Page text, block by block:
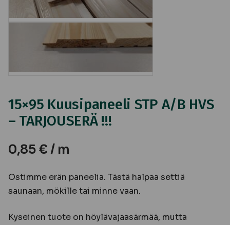
15×95 Kuusipaneeli STP A/B HVS
– TARJOUSERÄ !!!
0,85 € / m
Ostimme erän paneelia. Tästä halpaa settiä
saunaan, mökille tai minne vaan.
Kyseinen tuote on höylävajaasärmää, mutta